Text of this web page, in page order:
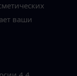
ваши